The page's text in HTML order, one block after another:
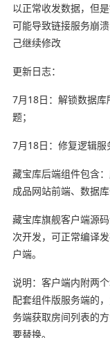
以正常收发数据，但
可能导致链接服务崩
己继续修改
更新日志：
7月18日：解锁数据
题；
7月18日：修复逻辑服
藏宝库后端组件包含
成品网站前端、数据
藏宝库旗舰客户端源码
次开发，可正常编译
户端。
说明：客户端内附两
配套组件版服务端的
务端获取房间列表的
要替换。